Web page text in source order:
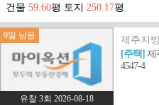
건물 59.60평 토지 250.17평
9일 남음
유찰 3회 2026-08-18
제주지
[주택]제
4547-4